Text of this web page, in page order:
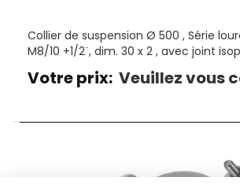
Collier de suspension Ø 500 , Série
M8/10 +1/2¨, dim. 30 x 2 , avec joint
Votre prix: Veuillez vous